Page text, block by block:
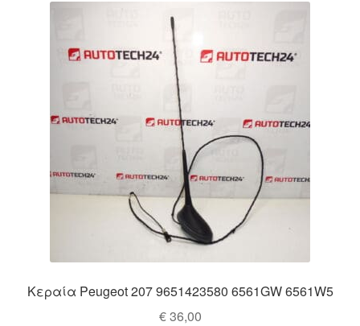
Παγκόσμια αποστολή
Παράπονα
Σχετικά με εμάς
Κεραία Peugeot 207 9651423580 6561GW 6561W5
€36,00